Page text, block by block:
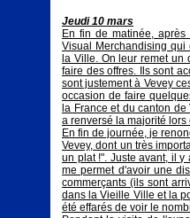
Jeudi 10 mars
En fin de matinée,
Visual Merchandising qui
la Ville. On leur remet
faire des offres. Ils sont
sont justement à Vevey
occasion de faire
la France et du canton
a renversé la majorité
En fin de journée, je
Vevey, dont un très
un plat !". Juste avant, il
me permet d'avoir une
commerçants (ils sont
dans la Vieille Ville et la
été effarés de voir le